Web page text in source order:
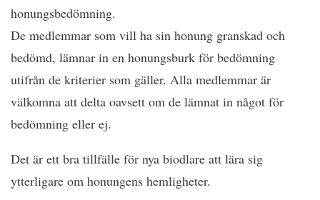
honungsbedömning.
De medlemmar som vill ha sin honung granskad och
bedömd, lämnar in en honungsburk för bedömning
utifrån de kriterier som gäller. Alla medlemmar är
välkomna att delta oavsett om de lämnat in något för
bedömning eller ej.
Det är ett bra tillfälle för nya biodlare att lära sig
ytterligare om honungens hemligheter.